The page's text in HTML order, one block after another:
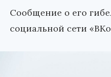
Сообщение о его
социальной сети